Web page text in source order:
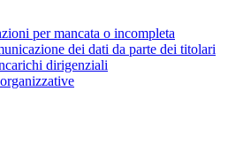
per mancata o incompleta
dei dati da parte dei titolari
dirigenziali